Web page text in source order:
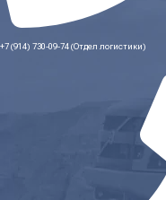
+7 (914) 730-09-74 (Отдел логистики)